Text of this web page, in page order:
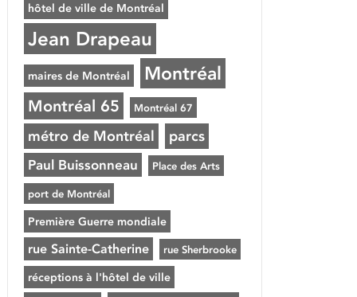
hôtel de ville de Montréal
Jean Drapeau
maires de Montréal Montréal
Montréal 65 Montréal 67
métro de Montréal parcs
Paul Buissonneau Place des Arts
port de Montréal
Première Guerre mondiale
rue Sainte-Catherine rue Sherbrooke
réceptions à l'hôtel de ville